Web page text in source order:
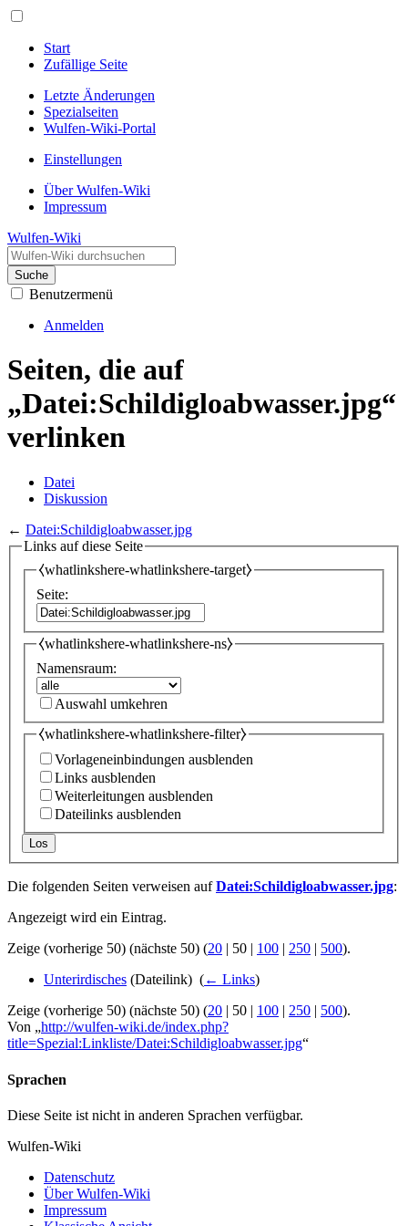
Start
Zufällige Seite
Letzte Änderungen
Spezialseiten
Wulfen-Wiki-Portal
Einstellungen
Über Wulfen-Wiki
Impressum
Wulfen-Wiki
Suche
Benutzermenü
Anmelden
Seiten, die auf
„Datei:Schildigloabwasser.jpg“
verlinken
Datei
Diskussion
← Datei:Schildigloabwasser.jpg
Links auf diese Seite
⧼whatlinkshere-whatlinkshere-target⧽
Seite:
⧼whatlinkshere-whatlinkshere-ns⧽
Namensraum:
Auswahl umkehren
⧼whatlinkshere-whatlinkshere-filter⧽
Vorlageneinbindungen ausblenden
Links ausblenden
Weiterleitungen ausblenden
Dateilinks ausblenden
Los
Die folgenden Seiten verweisen aufDatei:Schildigloabwasser.jpg:
Angezeigt wird ein Eintrag.
Zeige (vorherige 50) (nächste 50) (20 | 50 | 100 | 250 | 500).
Unterirdisches (Dateilink) ‎ (← Links)
Zeige (vorherige 50) (nächste 50) (20 | 50 | 100 | 250 | 500).
Von „http://wulfen-wiki.de/index.php?
title=Spezial:Linkliste/Datei:Schildigloabwasser.jpg“
Sprachen
Diese Seite ist nicht in anderen Sprachen verfügbar.
Wulfen-Wiki
Datenschutz
Über Wulfen-Wiki
Impressum